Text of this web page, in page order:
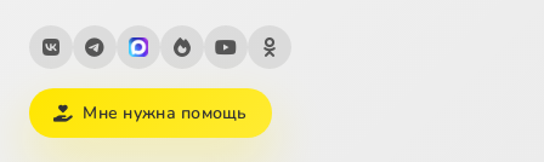
Мне нужна помощь